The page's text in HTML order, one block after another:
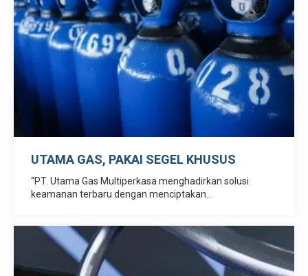
UTAMA GAS, PAKAI SEGEL KHUSUS
“PT. Utama Gas Multiperkasa menghadirkan solusi
keamanan terbaru dengan menciptakan..